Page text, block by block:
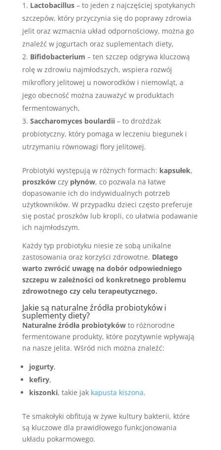
Lactobacillus– to jeden z najczęściej spotykanych
szczepów, który przyczynia się do poprawy zdrowia
jelit oraz wzmacnia układ odpornościowy, można go
znaleźć w jogurtach oraz suplementach diety,
Bifidobacterium – ten szczep odgrywa kluczową
rolę w zdrowiu najmłodszych, wspiera rozwój
mikroflory jelitowej u noworodków i niemowląt, a
jego obecność można zauważyć w produktach
fermentowanych,
Saccharomyces boulardii– to drożdżak
probiotyczny, który pomaga w leczeniu biegunek i
utrzymaniu równowagi flory jelitowej.
Probiotyki występują w różnych formach: kapsułek,
proszkówczy płynów, co pozwala na łatwe
dopasowanie ich do indywidualnych potrzeb
użytkowników. W przypadku dzieci często preferuje
się postać proszków lub kropli, co ułatwia podawanie
ich najmłodszym.
Każdy typ probiotyku niesie ze sobą unikalne
zastosowania oraz korzyści zdrowotne. Dlatego
warto zwrócić uwagę na dobór odpowiedniego
szczepu w zależności od konkretnego problemu
zdrowotnego czy celu terapeutycznego.
Jakie są naturalne źródła probiotyków i
suplementy diety?
Naturalne źródła probiotykówto różnorodne
fermentowane produkty, które pozytywnie wpływają
na nasze jelita. Wśród nich można znaleźć:
jogurty,
kefiry,
kiszonki, takie jak kapusta kiszona.
Te smakołyki obfitują w żywe kultury bakterii, które
są kluczowe dla prawidłowego funkcjonowania
układu pokarmowego.